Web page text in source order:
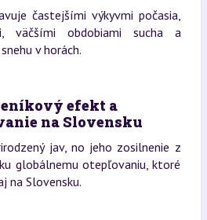
častejšími výkyvmi počasia,
väčšími obdobiami sucha a
v horách.
efekt a
na Slovensku
jav, no jeho zosilnenie z
globálnemu otepľovaniu, ktoré
na Slovensku.